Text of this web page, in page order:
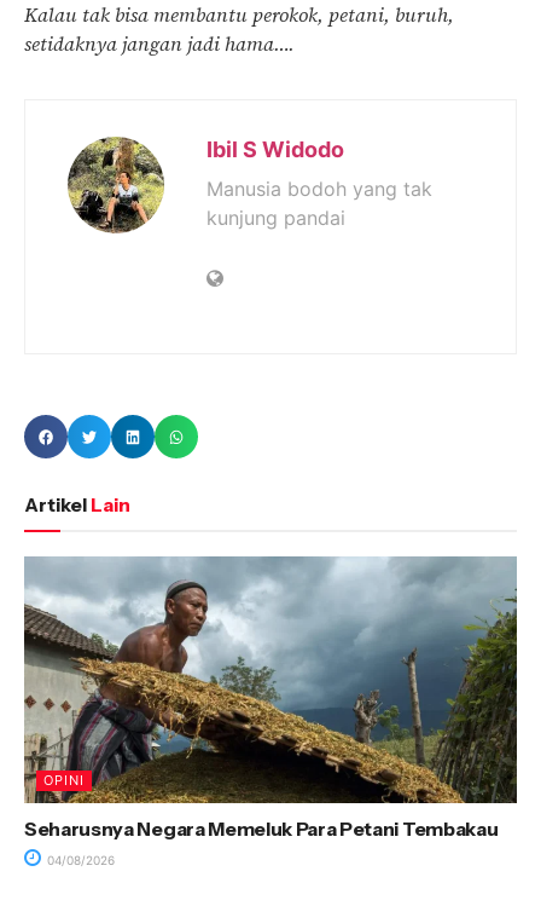
Kalau tak bisa membantu perokok, petani, buruh,
setidaknya jangan jadi hama….
Ibil S Widodo
Manusia bodoh yang tak
kunjung pandai
Artikel Lain
OPINI
Seharusnya Negara Memeluk Para Petani Tembakau
04/08/2026